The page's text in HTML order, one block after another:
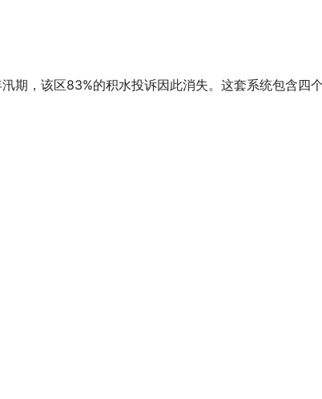
期，该区83%的积水投诉因此消失。这套系统包含四